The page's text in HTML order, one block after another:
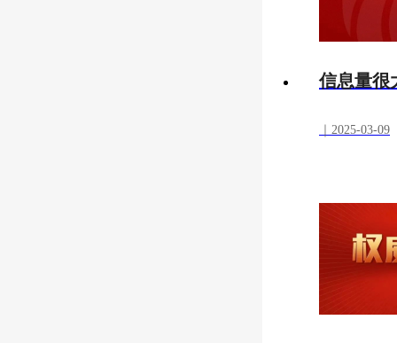
信息量很
｜2025-03-09